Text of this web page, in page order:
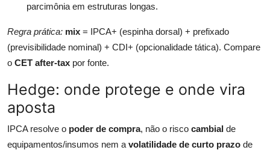
parcimônia em estruturas longas.
Regra prática: mix = IPCA+ (espinha dorsal) + prefixado
(previsibilidade nominal) + CDI+ (opcionalidade tática). Compare
o CET after-tax por fonte.
Hedge: onde protege e onde vira
aposta
IPCA resolve o poder de compra, não o risco cambial de
equipamentos/insumos nem a volatilidade de curto prazo de